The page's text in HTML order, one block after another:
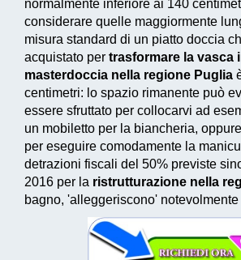
normalmente inferiore ai 140
considerare quelle maggiormente
misura standard di un piatto doccia
acquistato per trasformare la vasca
masterdoccia nella regione Puglia
centimetri: lo spazio rimanente può
essere sfruttato per collocarvi ad
un mobiletto per la biancheria,
per eseguire comodamente la
detrazioni fiscali del 50% previste
2016 per la ristrutturazione nella
bagno, 'alleggeriscono' notevolmente